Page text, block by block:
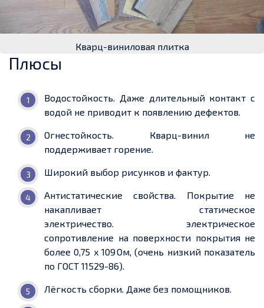
Кварц-виниловая плитка
Плюсы
Водостойкость.
Даже длительный контакт с
водой не приводит к появлению дефектов.
Огнестойкость. Кварц-винил не
поддерживает горение.
Широкий выбор рисунков и фактур.
Антистатические свойства. Покрытие не
накапливает статическое
электричество.
электрическое
сопротивление на поверхности покрытия не
более0,75 x 109Ом,(очень низкий показатель
по ГОСТ 11529-86).
Лёгкость сборки. Даже без помощников.